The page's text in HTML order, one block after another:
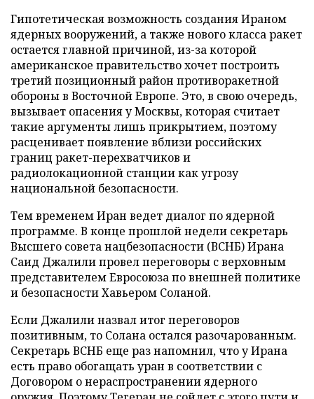
Гипотетическая возможность создания Ираном
ядерных вооружений, а также нового класса ракет
остается главной причиной, из-за которой
американское правительство хочет построить
третий позиционный район противоракетной
обороны в Восточной Европе. Это, в свою очередь,
вызывает опасения у Москвы, которая считает
такие аргументы лишь прикрытием, поэтому
расценивает появление вблизи российских
границ ракет-перехватчиков и
радиолокационной станции как угрозу
национальной безопасности.
Тем временем Иран ведет диалог по ядерной
программе. В конце прошлой недели секретарь
Высшего совета нацбезопасности (ВСНБ) Ирана
Саид Джалили провел переговоры с верховным
представителем Евросоюза по внешней политике
и безопасности Хавьером Соланой.
Если Джалили назвал итог переговоров
позитивным, то Солана остался разочарованным.
Секретарь ВСНБ еще раз напомнил, что у Ирана
есть право обогащать уран в соответствии с
Договором о нераспространении ядерного